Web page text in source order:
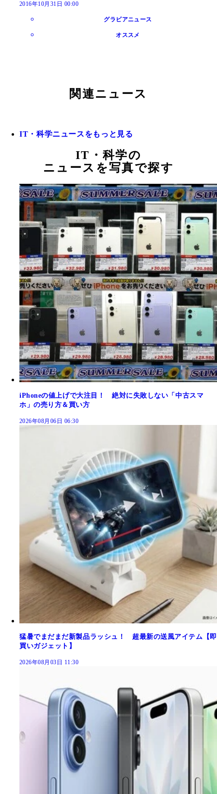
2016年10月31日 00:00
グラビアニュース
オススメ
関連ニュース
IT・科学ニュースをもっと見る
IT・科学の
ニュースを写真で探す
iPhoneの値上げで大注目！ 絶対に失敗しない「中古スマ
ホ」の売り方＆買い方
2026年08月06日 06:30
猛暑でまだまだ新製品ラッシュ！ 超最新の送風アイテム【即
買いガジェット】
2026年08月03日 11:30